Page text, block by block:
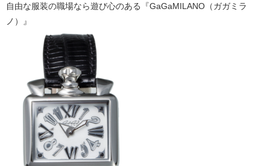
自由な服装の職場なら遊び心のある『GaGaMILANO（ガガミラ
ノ）』